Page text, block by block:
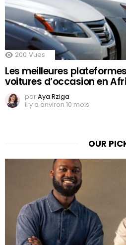
200 Vues
Les meilleures
voitures d’occasion en
parAya Rziga
il y a environ 10 mois
OUR